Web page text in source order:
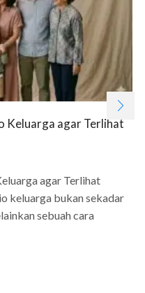
Keluarga agar Terlihat
agar Terlihat
keluarga bukan sekadar
sebuah cara